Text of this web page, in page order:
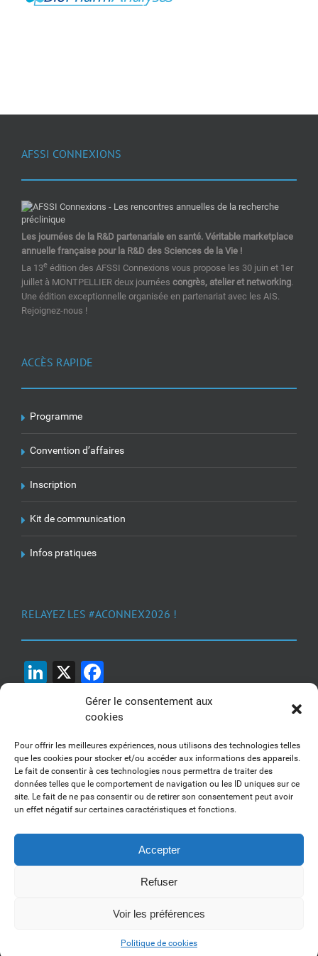
Gérer le consentement aux
cookies
Pour offrir les meilleures expériences, nous utilisons des technologies telles
que les cookies pour stocker et/ou accéder aux informations des appareils.
Le fait de consentir à ces technologies nous permettra de traiter des
données telles que le comportement de navigation ou les ID uniques sur ce
site. Le fait de ne pas consentir ou de retirer son consentement peut avoir
un effet négatif sur certaines caractéristiques et fonctions.
Accepter
Refuser
Voir les préférences
Politique de cookies
AFSSI CONNEXIONS
Les journées de la R&D partenariale en santé. Véritable marketplace
annuelle française pour la R&D des Sciences de la Vie !
La 13e édition des AFSSI Connexions vous propose les 30 juin et 1er
juillet à MONTPELLIER deux journées congrès, atelier et networking.
Une édition exceptionnelle organisée en partenariat avec les AIS.
Rejoignez-nous !
ACCÈS RAPIDE
Programme
Convention d’affaires
Inscription
Kit de communication
Infos pratiques
RELAYEZ LES #ACONNEX2026 !
LinkedIn
X
1, 2, 3... Buzzez !
Découvrez nos kits communication